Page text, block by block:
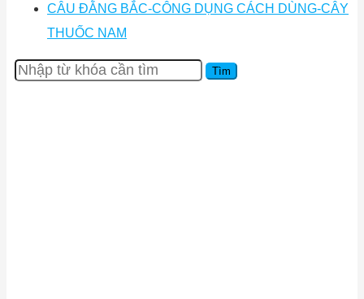
CÂU ĐẰNG BẮC-CÔNG DỤNG CÁCH DÙNG-CÂY
THUỐC NAM